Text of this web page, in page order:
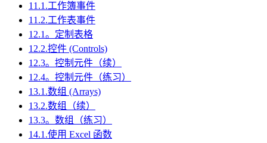
11.1.工作簿事件
11.2.工作表事件
12.1。定制表格
12.2.控件 (Controls)
12.3。控制元件（续）
12.4。控制元件（练习）
13.1.数组 (Arrays)
13.2.数组（续）
13.3。数组（练习）
14.1.使用 Excel 函数